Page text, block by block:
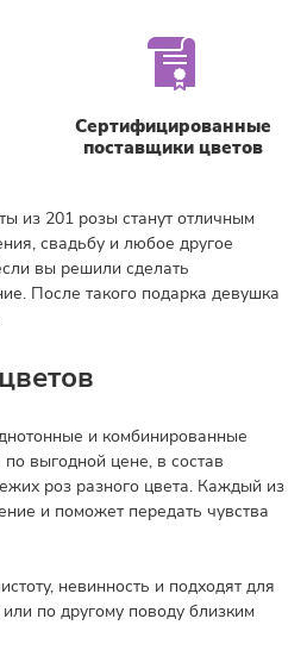
Сертифицированные
поставщики цветов
из 201 розы станут отличным
свадьбу и любое другое
вы решили сделать
После такого подарка девушка
и комбинированные
выгодной цене, в состав
роз разного цвета. Каждый из
и поможет передать чувства
невинность и подходят для
по другому поводу близким